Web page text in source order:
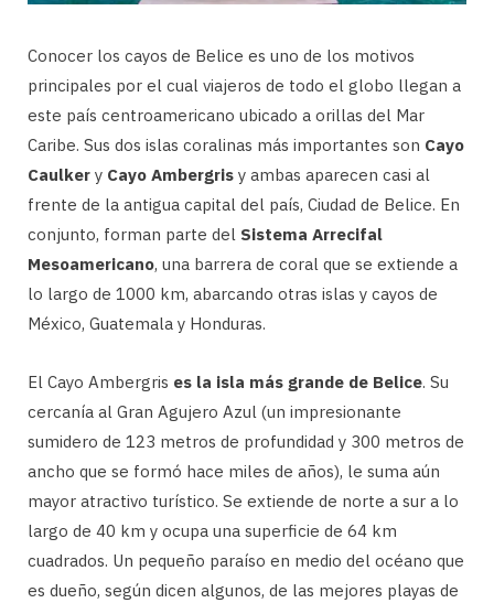
Conocer los cayos de Belice es uno de los motivos
principales por el cual viajeros de todo el globo llegan a
este país centroamericano ubicado a orillas del Mar
Caribe. Sus dos islas coralinas más importantes son Cayo
Caulker y Cayo Ambergris y ambas aparecen casi al
frente de la antigua capital del país, Ciudad de Belice. En
conjunto, forman parte del Sistema Arrecifal
Mesoamericano, una barrera de coral que se extiende a
lo largo de 1000 km, abarcando otras islas y cayos de
México, Guatemala y Honduras.
El Cayo Ambergris es la isla más grande de Belice. Su
cercanía al Gran Agujero Azul (un impresionante
sumidero de 123 metros de profundidad y 300 metros de
ancho que se formó hace miles de años), le suma aún
mayor atractivo turístico. Se extiende de norte a sur a lo
largo de 40 km y ocupa una superficie de 64 km
cuadrados. Un pequeño paraíso en medio del océano que
es dueño, según dicen algunos, de las mejores playas de